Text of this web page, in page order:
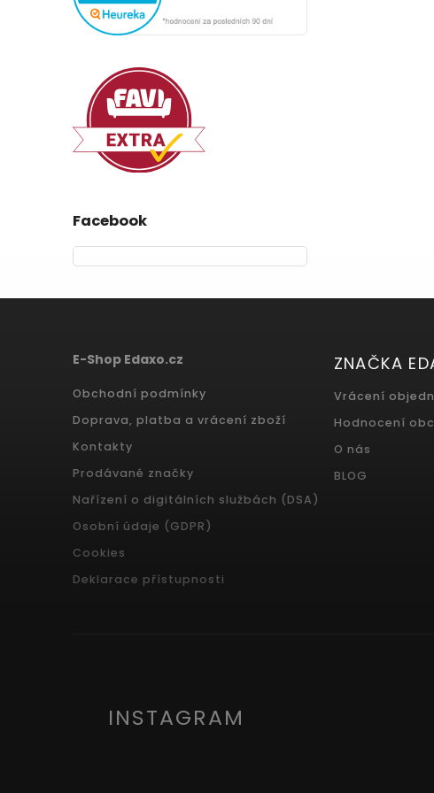
Facebook
E-Shop Edaxo.cz
Obchodní podmínky
Doprava, platba a vrácení zboží
Kontakty
Prodávané značky
Nařízení o digitálních službách (DSA)
Osobní údaje (GDPR)
Cookies
Deklarace přístupnosti
ZNAČKA
Vrácení
Hodnocení
O nás
BLOG
INSTAGRAM